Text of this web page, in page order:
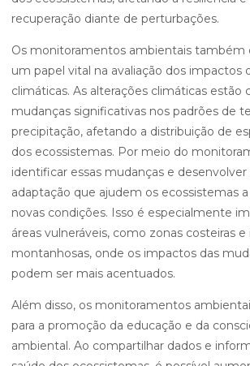
recuperação diante de perturbações.
Os monitoramentos ambientais também
um papel vital na avaliação dos impactos
climáticas. As alterações climáticas estão
mudanças significativas nos padrões de
precipitação, afetando a distribuição de
dos ecossistemas. Por meio do
identificar essas mudanças e
adaptação que ajudem os ecossistemas
novas condições. Isso é especialmente
áreas vulneráveis, como zonas costeiras
montanhosas, onde os impactos das
podem ser mais acentuados.
Além disso, os monitoramentos
para a promoção da educação e da
ambiental. Ao compartilhar dados e